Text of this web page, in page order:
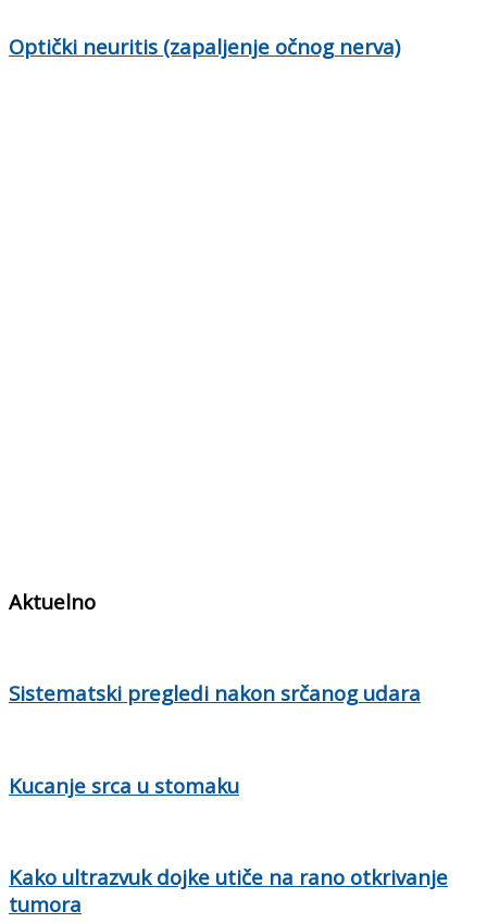
Optički neuritis (zapaljenje očnog nerva)
Aktuelno
Sistematski pregledi nakon srčanog udara
Kucanje srca u stomaku
Kako ultrazvuk dojke utiče na rano otkrivanje
tumora